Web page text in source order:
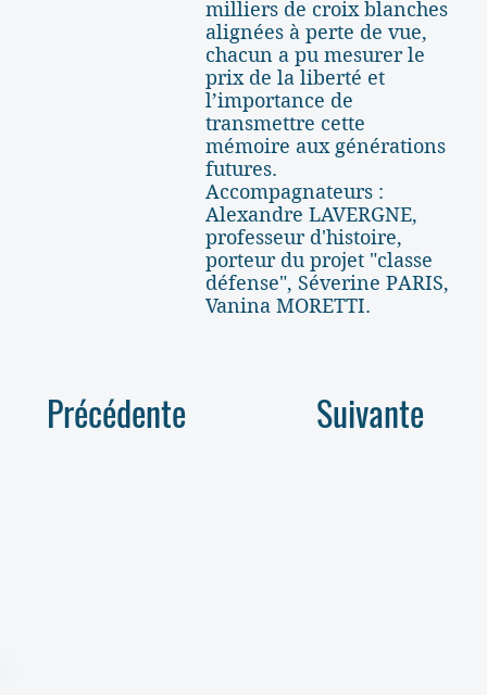
milliers de croix blanches
alignées à perte de vue,
chacun a pu mesurer le
prix de la liberté et
l’importance de
transmettre cette
mémoire aux générations
futures.
Accompagnateurs :
Alexandre LAVERGNE,
professeur d'histoire,
porteur du projet "classe
défense", Séverine PARIS,
Vanina MORETTI.
Suivante
Précédente